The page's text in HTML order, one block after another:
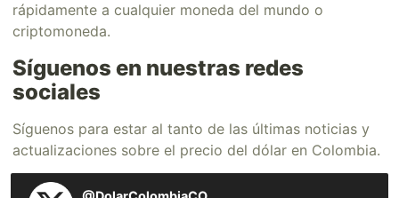
rápidamente a cualquier moneda del mundo o
criptomoneda.
Síguenos en nuestras redes
sociales
Síguenos para estar al tanto de las últimas noticias y
actualizaciones sobre el precio del dólar en Colombia.